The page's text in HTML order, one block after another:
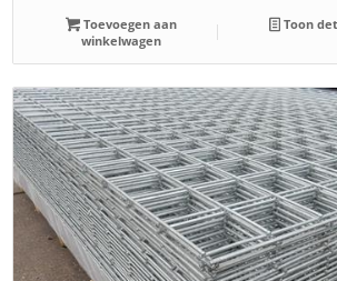
Toevoegen aan
winkelwagen
Toon